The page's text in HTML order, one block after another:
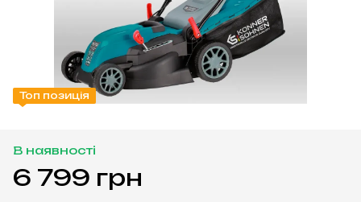
Топ позиція
В наявності
6 799 грн